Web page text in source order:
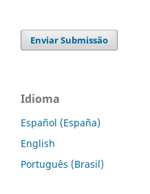
Enviar Submissão
Idioma
Español (España)
English
Português (Brasil)